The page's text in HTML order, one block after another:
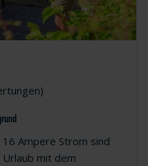
)
Ampere Strom sind
mit dem